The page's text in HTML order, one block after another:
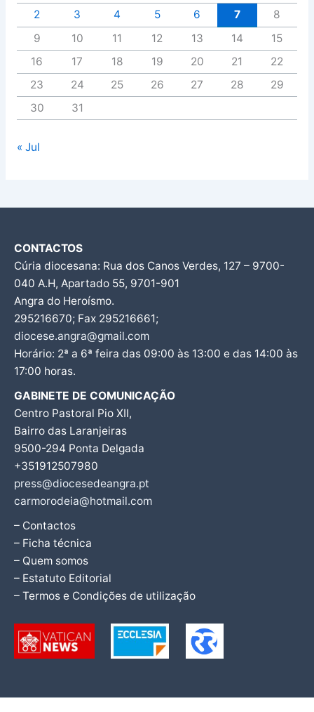
2
3 4 5 6 7
8
9
10 11 12 13 14
15
16
17 18 19 20 21
22
23
24 25 26 27 28
29
30
31
« Jul
CONTACTOS
Cúria diocesana: Rua dos Canos Verdes, 127 – 9700-
040 A.H, Apartado 55, 9701-901
Angra do Heroísmo.
295216670; Fax 295216661;
diocese.angra@gmail.com
Horário: 2ª a 6ª feira das 09:00 às 13:00 e das 14:00 às
17:00 horas.
GABINETE DE COMUNICAÇÃO
Centro Pastoral Pio XII,
Bairro das Laranjeiras
9500-294 Ponta Delgada
+351912507980
press@diocesedeangra.pt
carmorodeia@hotmail.com
– Contactos
– Ficha técnica
– Quem somos
– Estatuto Editorial
– Termos e Condições de utilização